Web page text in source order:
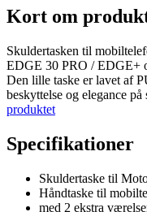
Kort om
Skuldertasken til
EDGE 30 PRO / EDGE+
Den lille taske er lavet af
beskyttelse og elegance
produktet
Specifikationer
Skuldertaske til
Håndtaske til
med 2 ekstra